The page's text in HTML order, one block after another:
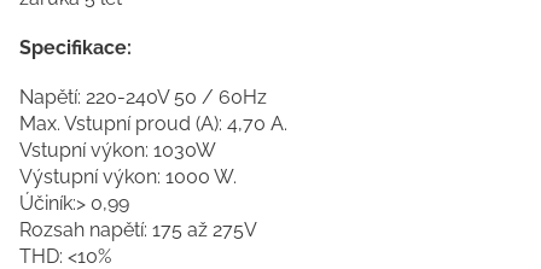
Specifikace:
Napětí: 220-240V 50 / 60Hz
Max. Vstupní proud (A): 4,70 A.
Vstupní výkon: 1030W
Výstupní výkon: 1000 W.
Účiník:> 0,99
Rozsah napětí: 175 až 275V
THD: <10%